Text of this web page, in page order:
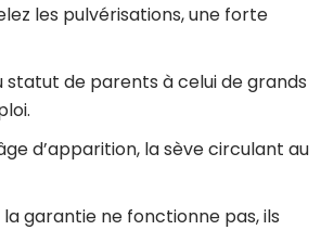
les pulvérisations, une forte
statut de parents à celui de grands
d’apparition, la sève circulant au
garantie ne fonctionne pas, ils